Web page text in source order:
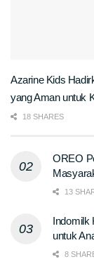
Azarine Kids Hadirkan Face Wash dan
yang Aman untuk
18 SHARES
OREO
13
Indomilk
untuk
8